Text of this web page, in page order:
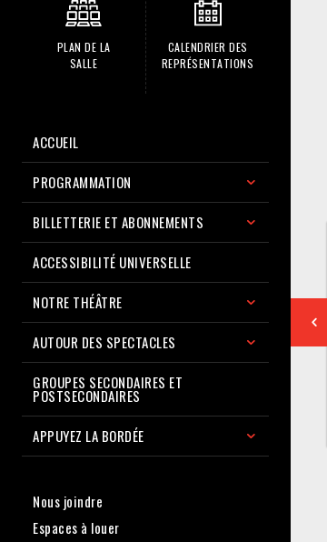
PLAN DE LA
SALLE
CALENDRIER DES
REPRÉSENTATIONS
ACCUEIL
PROGRAMMATION
BILLETTERIE ET ABONNEMENTS
ACCESSIBILITÉ UNIVERSELLE
NOTRE THÉÂTRE
AUTOUR DES SPECTACLES
GROUPES SECONDAIRES ET
POSTSECONDAIRES
APPUYEZ LA BORDÉE
Nous joindre
Espaces à louer